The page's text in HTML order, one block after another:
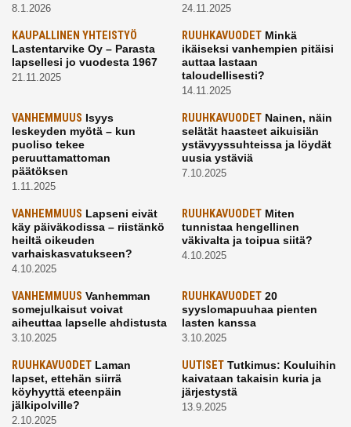
8.1.2026 24.11.2025
KAUPALLINEN YHTEISTYÖ
Lastentarvike Oy – Parasta
lapsellesi jo vuodesta 1967
21.11.2025
RUUHKAVUODETMinkä
ikäiseksi vanhempien pitäisi
auttaa lastaan
taloudellisesti?
14.11.2025
VANHEMMUUS Isyys
leskeyden myötä – kun
puoliso tekee
peruuttamattoman
päätöksen
1.11.2025
RUUHKAVUODETNainen, näin
selätät haasteet aikuisiän
ystävyyssuhteissa ja löydät
uusia ystäviä
7.10.2025
VANHEMMUUS Lapseni eivät
käy päiväkodissa – riistänkö
heiltä oikeuden
varhaiskasvatukseen?
4.10.2025
RUUHKAVUODETMiten
tunnistaa hengellinen
väkivalta ja toipua siitä?
4.10.2025
VANHEMMUUS Vanhemman
somejulkaisut voivat
aiheuttaa lapselle ahdistusta
3.10.2025
RUUHKAVUODET20
syyslomapuuhaa pienten
lasten kanssa
3.10.2025
RUUHKAVUODET Laman
lapset, ettehän siirrä
köyhyyttä eteenpäin
jälkipolville?
2.10.2025
UUTISETTutkimus: Kouluihin
kaivataan takaisin kuria ja
järjestystä
13.9.2025